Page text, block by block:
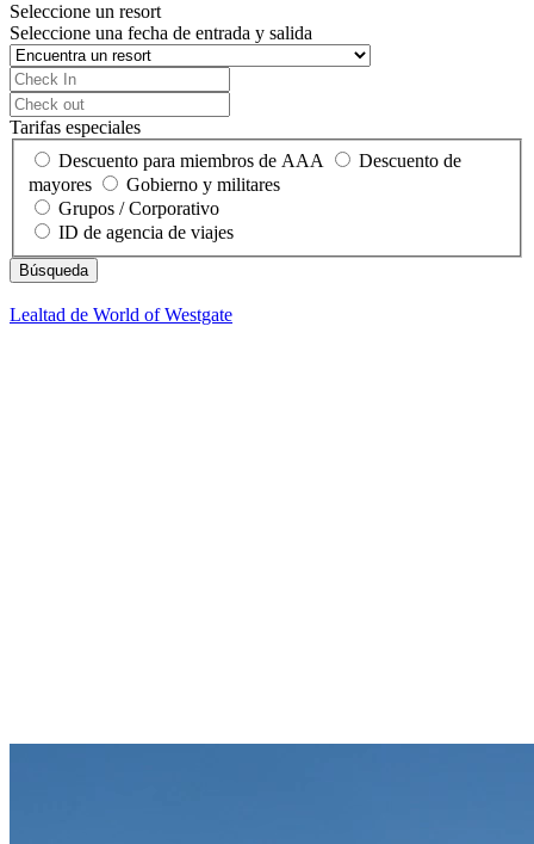
Seleccione un resort
Seleccione una fecha de entrada y salida
Tarifas especiales
Descuento para miembros de AAA
Descuento de
mayores
Gobierno y militares
Grupos / Corporativo
ID de agencia de viajes
Lealtad de World of Westgate